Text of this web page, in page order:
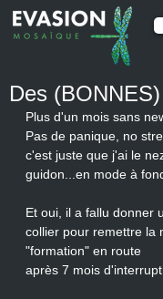
Des
Plus d'un mois sans
Pas de panique, no
c'est juste que j'ai le
guidon...en mode à
Et oui, il a fallu donner
collier pour remettre la
"formation" en route
après 7 mois